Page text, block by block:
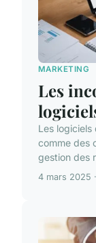
MARKETING
Les
Les
comme des
gestion des
4 mars 2025